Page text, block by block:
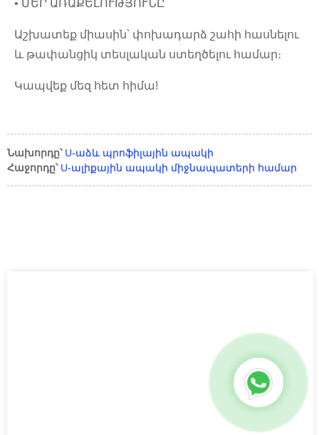
• ՄԵՐ ԱՌԱՔԵԼՈՒԹՅՈՒՆԸ՝
Աշխատեք միասին՝ փոխադարձ շահի հասնելու
և թափանցիկ տեսլական ստեղծելու համար։
Կապվեք մեզ հետ հիմա!
Նախորդը՝ U-աձև պրոֆիլային ապակի
Հաջորդը՝ U-ալիքային ապակի միջնապատերի համար